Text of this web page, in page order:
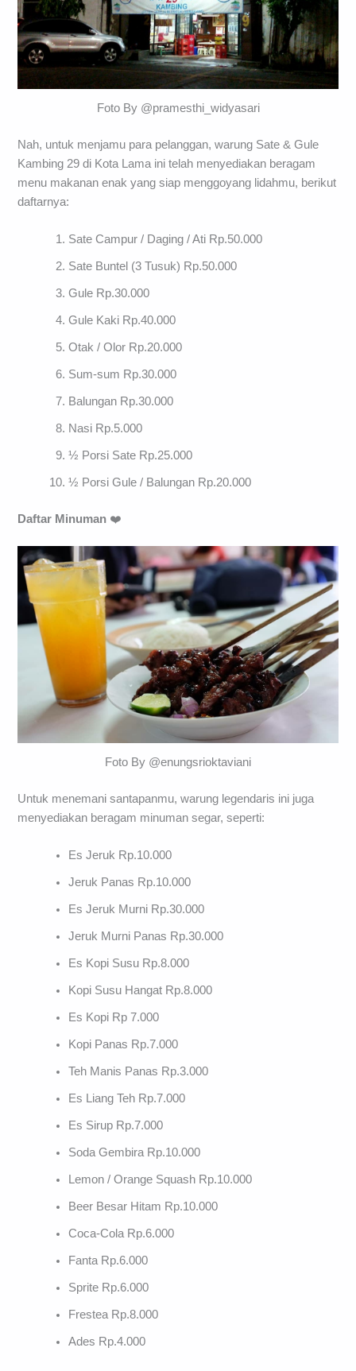
Foto By @pramesthi_widyasari
Nah, untuk menjamu para pelanggan, warung Sate & Gule
Kambing 29 di Kota Lama ini telah menyediakan beragam
menu makanan enak yang siap menggoyang lidahmu, berikut
daftarnya:
Sate Campur / Daging / Ati Rp.50.000
Sate Buntel (3 Tusuk) Rp.50.000
Gule Rp.30.000
Gule Kaki Rp.40.000
Otak / Olor Rp.20.000
Sum-sum Rp.30.000
Balungan Rp.30.000
Nasi Rp.5.000
½ Porsi Sate Rp.25.000
½ Porsi Gule / Balungan Rp.20.000
Daftar Minuman ❤️
Foto By @enungsrioktaviani
Untuk menemani santapanmu, warung legendaris ini juga
menyediakan beragam minuman segar, seperti:
Es Jeruk Rp.10.000
Jeruk Panas Rp.10.000
Es Jeruk Murni Rp.30.000
Jeruk Murni Panas Rp.30.000
Es Kopi Susu Rp.8.000
Kopi Susu Hangat Rp.8.000
Es Kopi Rp 7.000
Kopi Panas Rp.7.000
Teh Manis Panas Rp.3.000
Es Liang Teh Rp.7.000
Es Sirup Rp.7.000
Soda Gembira Rp.10.000
Lemon / Orange Squash Rp.10.000
Beer Besar Hitam Rp.10.000
Coca-Cola Rp.6.000
Fanta Rp.6.000
Sprite Rp.6.000
Frestea Rp.8.000
Ades Rp.4.000